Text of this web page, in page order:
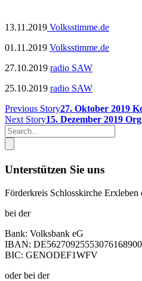
13.11.2019 Volksstimme.de
01.11.2019 Volksstimme.de
27.10.2019 radio SAW
25.10.2019 radio SAW
Previous Story27. Oktober 2019
Next Story15. Dezember 2019
Unterstützen Sie uns
Förderkreis Schlosskirche Erxleben
bei der
Bank: Volksbank eG
IBAN: DE56270925553076168900
BIC: GENODEF1WFV
oder bei der